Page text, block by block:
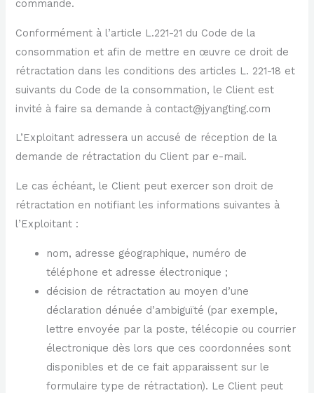
commande.
Conformément à l’article L.221-21 du Code de la
consommation et afin de mettre en œuvre ce droit de
rétractation dans les conditions des articles L. 221-18 et
suivants du Code de la consommation, le Client est
invité à faire sa demande à contact@jyangting.com
L’Exploitant adressera un accusé de réception de la
demande de rétractation du Client par e-mail.
Le cas échéant, le Client peut exercer son droit de
rétractation en notifiant les informations suivantes à
l’Exploitant :
nom, adresse géographique, numéro de
téléphone et adresse électronique ;
décision de rétractation au moyen d’une
déclaration dénuée d’ambiguïté (par exemple,
lettre envoyée par la poste, télécopie ou courrier
électronique dès lors que ces coordonnées sont
disponibles et de ce fait apparaissent sur le
formulaire type de rétractation). Le Client peut